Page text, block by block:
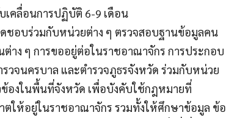
เคลื่อนการปฏิบัติ 6-9 เดือน
ชอบร่วมกับหน่วยต่าง ๆ ตรวจสอบฐานข้อมูลคน
ต่าง ๆ การขออยู่ต่อในราชอาณาจักร การประกอบ
วจนครบาล และตำรวจภูธรจังหวัด ร่วมกับหน่วย
องในพื้นที่จังหวัด เพื่อบังคับใช้กฎหมายที่
ให้อยู่ในราชอาณาจักร รวมทั้งให้ศึกษาข้อมูล ข้อ